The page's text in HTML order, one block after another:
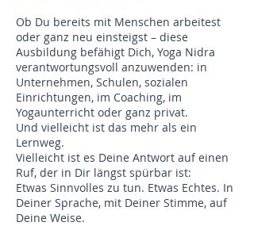
Ob Du bereits mit Menschen arbeitest
oder ganz neu einsteigst – diese
Ausbildung befähigt Dich, Yoga Nidra
verantwortungsvoll anzuwenden: in
Unternehmen, Schulen, sozialen
Einrichtungen, im Coaching, im
Yogaunterricht oder ganz privat.
Und vielleicht ist das mehr als ein
Lernweg.
Vielleicht ist es Deine Antwort auf einen
Ruf, der in Dir längst spürbar ist:
Etwas Sinnvolles zu tun. Etwas Echtes. In
Deiner Sprache, mit Deiner Stimme, auf
Deine Weise.